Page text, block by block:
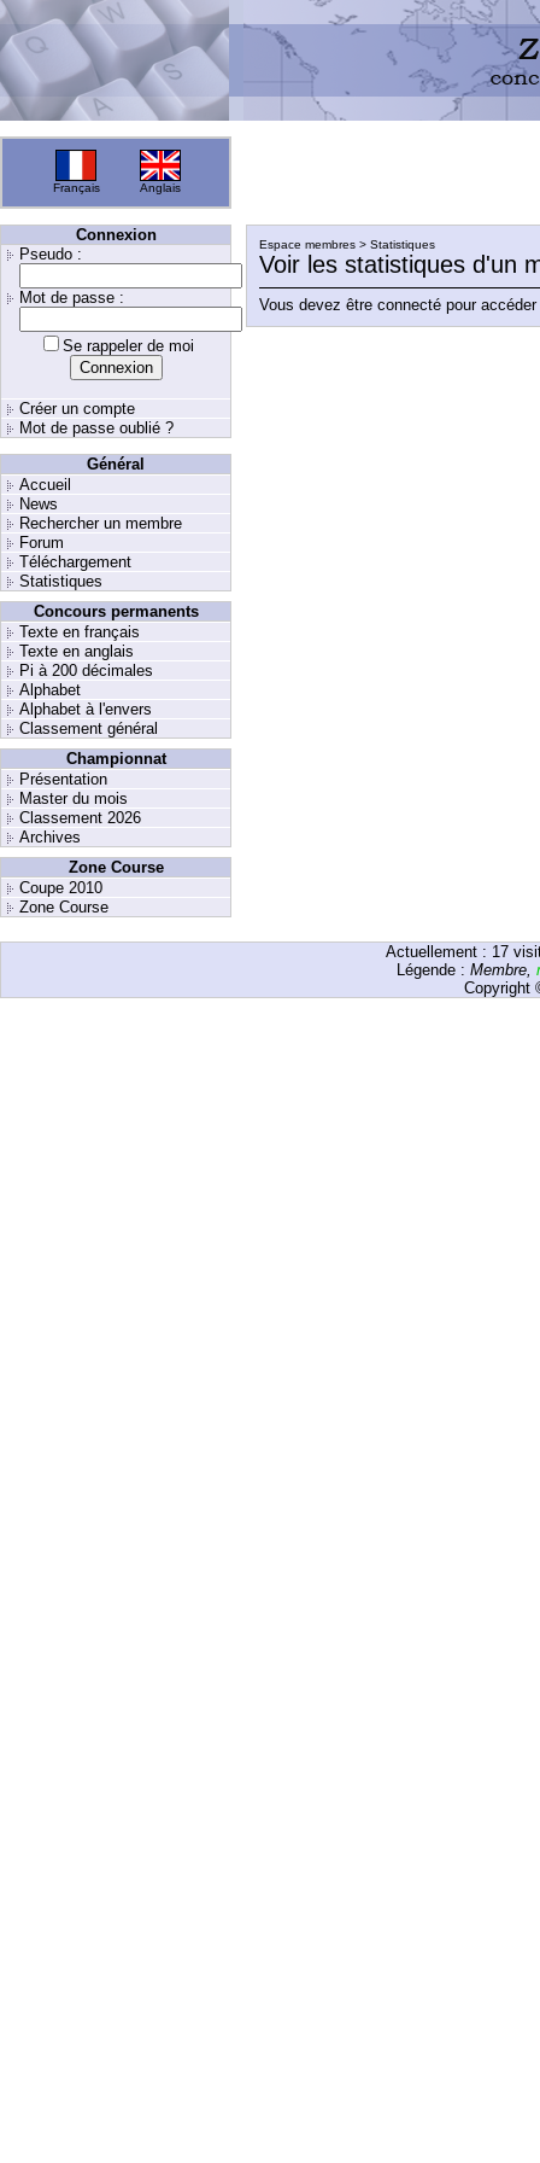
Français Anglais
Connexion
Pseudo :
Mot de passe :
Se rappeler de moi
Créer un compte
Mot de passe oublié ?
Général
Accueil
News
Rechercher un membre
Forum
Téléchargement
Statistiques
Concours permanents
Texte en français
Texte en anglais
Pi à 200 décimales
Alphabet
Alphabet à l'envers
Classement général
Championnat
Présentation
Master du mois
Classement 2026
Archives
Zone Course
Coupe 2010
Zone Course
Espace membres > Statistiques
Voir les statistiques d'un
Vous devez être connecté pour
Actuellement : 17
Légende : Membre,
Copyright